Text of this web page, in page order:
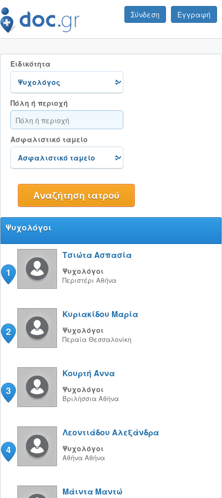
Σύνδεση Εγγραφή
Ειδικότητα
Πόλη ή περιοχή
Ασφαλιστικό ταμείο
Ψυχολόγοι
1
Τσιώτα Ασπασία
Ψυχολόγοι
Περιστέρι Αθήνα
2
Κυριακίδου Μαρία
Ψυχολόγοι
Περαία Θεσσαλονίκη
3
Κουρτή Άννα
Ψυχολόγοι
Βριλήσσια Αθήνα
4
Λεοντιάδου Αλεξάνδρα
Ψυχολόγοι
Αθήνα Αθήνα
Μάιντα Μαντώ